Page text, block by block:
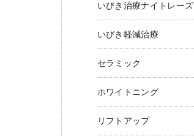
いびき治療ナイトレーズ
いびき軽減治療
セラミック
ホワイトニング
リフトアップ